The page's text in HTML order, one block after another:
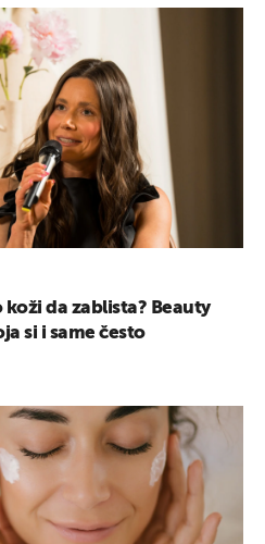
da zablista? Beauty
si i same često